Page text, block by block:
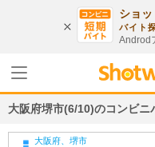
ショ
バイト
Androd
大阪府堺市(6/10)のコンビニ
大阪府、堺市